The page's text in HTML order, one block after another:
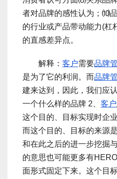
者对品牌的感性认为；⑽
的行业或产品带动能力(
的直感差异点。
解释： 客户需要品牌
是为了它的利润。而品牌
建来达到，因此，我们应
一个什么样的品牌 2、 客户
这个目的、目标实现时企
而这个目的、目标的来源是
和在此之后的进一步挖掘
的意思也可能更多有
面形式固定下来。这个目